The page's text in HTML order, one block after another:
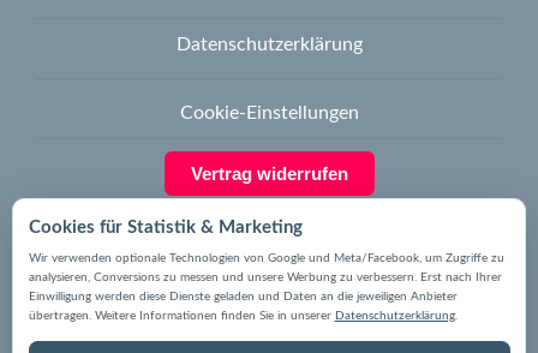
Cookies für Statistik & Marketing
Wir verwenden optionale Technologien von Google und Meta/Facebook, um Zugriffe zu
analysieren, Conversions zu messen und unsere Werbung zu verbessern. Erst nach Ihrer
Einwilligung werden diese Dienste geladen und Daten an die jeweiligen Anbieter
übertragen. Weitere Informationen finden Sie in unserer Datenschutzerklärung.
Datenschutzerklärung
Cookie-Einstellungen
Vertrag widerrufen
Sicher bezahlen mit